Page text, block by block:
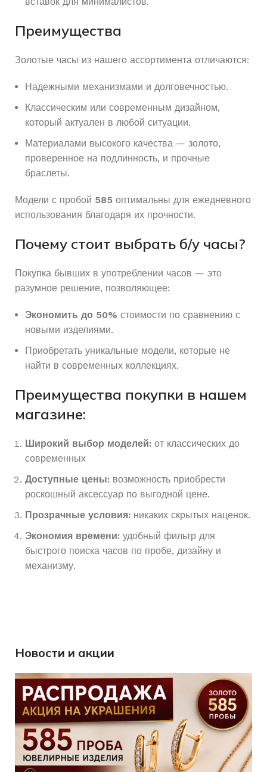
Преимущества
Золотые часы из нашего ассортимента отличаются:
Надежными механизмами и долговечностью.
Классическим или современным дизайном,
который актуален в любой ситуации.
Материалами высокого качества — золото,
проверенное на подлинность, и прочные
браслеты.
Модели с пробой 585 оптимальны для ежедневного
использования благодаря их прочности.
Почему стоит выбрать б/у часы?
Покупка бывших в употреблении часов — это
разумное решение, позволяющее:
Экономить до 50% стоимости по сравнению с
новыми изделиями.
Приобретать уникальные модели, которые не
найти в современных коллекциях.
Преимущества покупки в нашем
магазине:
Широкий выбор моделей: от классических до
современных
Доступные цены: возможность приобрести
роскошный аксессуар по выгодной цене.
Прозрачные условия: никаких скрытых наценок.
Экономия времени: удобный фильтр для
быстрого поиска часов по пробе, дизайну и
механизму.
Новости и акции